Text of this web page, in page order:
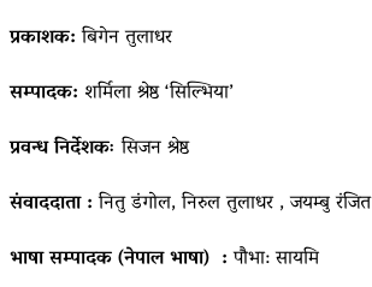
प्रकाशक:बिगेन तुलाधर
सम्पादक: शर्मिला श्रेष्ठ ‘सिल्भिया’
प्रवन्ध निर्देशकःसिजन श्रेष्ठ
संवाददाता :नितु डंगोल, निरुल तुलाधर , जयम्बु रंजित
भाषा सम्पादक (नेपाल भाषा) :पौभा: सायमि